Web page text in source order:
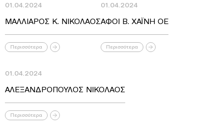
01.04.2024
ΜΑΛΛΙΑΡΟΣ Κ. ΝΙΚΟΛΑΟΣ
Περισσότερα
01.04.2024
ΑΦΟΙ Β. ΧΑΪΝΗ ΟΕ
Περισσότερα
01.04.2024
ΑΛΕΞΑΝΔΡΟΠΟΥΛΟΣ ΝΙΚΟΛΑΟΣ
Περισσότερα